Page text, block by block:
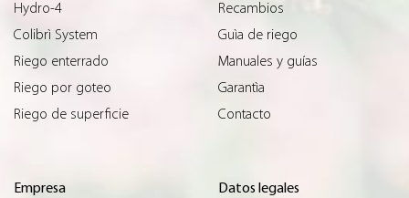
Hydro-4
Colibrì System
Riego enterrado
Riego por goteo
Riego de superficie
Recambios
Guìa de riego
Manuales y guías
Garantìa
Contacto
Empresa
Datos legales